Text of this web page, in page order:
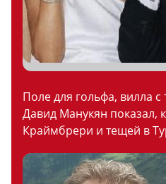
Поле для гольфа, вилла
Давид Манукян показал,
Краймбрери и тещей в